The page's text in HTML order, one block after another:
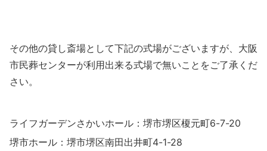
その他の貸し斎場として下記の式場がございますが、大阪
市民葬センターが利用出来る式場で無いことをご了承くだ
さい。
ライフガーデンさかいホール：堺市堺区榎元町6-7-20
堺市ホール：堺市堺区南田出井町4-1-28